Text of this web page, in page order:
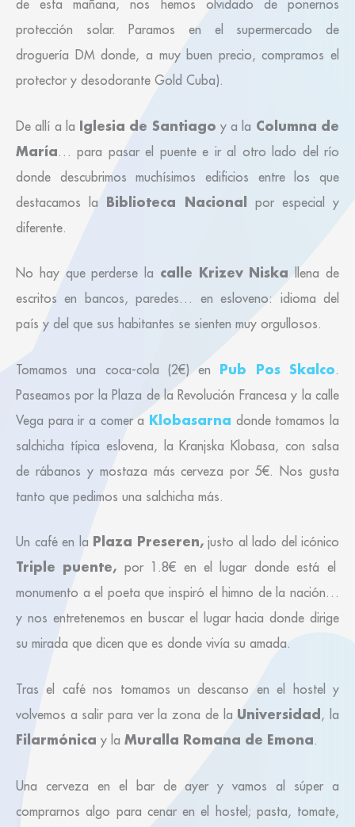
de esta mañana, nos hemos olvidado de ponernos
protección solar. Paramos en el supermercado de
droguería DM donde, a muy buen precio, compramos el
protector y desodorante Gold Cuba).
De allí a la Iglesia de Santiago y a la Columna de
María… para pasar el puente e ir al otro lado del río
donde descubrimos muchísimos edificios entre los que
destacamos la Biblioteca Nacional por especial y
diferente.
No hay que perderse la calle Krizev Niska llena de
escritos en bancos, paredes… en esloveno: idioma del
país y del que sus habitantes se sienten muy orgullosos.
Tomamos una coca-cola (2€) en Pub Pos Skalco.
Paseamos por la Plaza de la Revolución Francesa y la calle
Vega para ir a comer a Klobasarna donde tomamos la
salchicha típica eslovena, la Kranjska Klobasa, con salsa
de rábanos y mostaza más cerveza por 5€. Nos gusta
tanto que pedimos una salchicha más.
Un café en la Plaza Preseren, justo al lado del icónico
Triple puente, por 1.8€ en el lugar donde está el
monumento a el poeta que inspiró el himno de la nación…
y nos entretenemos en buscar el lugar hacia donde dirige
su mirada que dicen que es donde vivía su amada.
Tras el café nos tomamos un descanso en el hostel y
volvemos a salir para ver la zona de la Universidad , la
Filarmónica y la Muralla Romana de Emona.
Una cerveza en el bar de ayer y vamos al súper a
comprarnos algo para cenar en el hostel; pasta, tomate,